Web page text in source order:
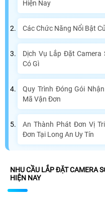
Hiện Nay
Các Chức Năng Nổi Bật
Dịch Vụ Lắp Đặt Camera
Có Gì
Quy Trình Đóng Gói
Mã Vận Đơn
An Thành Phát Đơn Vị
Đơn Tại Long An Uy Tín
NHU CẦU LẮP ĐẶT CAMERA
HIỆN NAY